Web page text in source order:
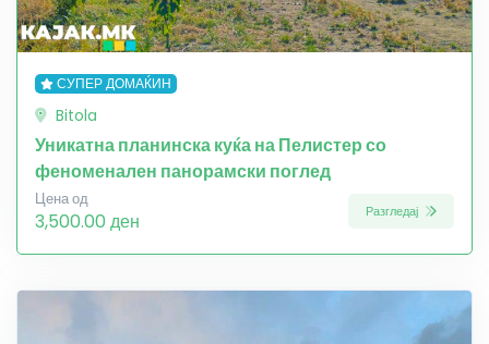
СУПЕР ДОМАЌИН
Bitola
Уникатна планинска куќа на Пелистер со
феноменален панорамски поглед
Цена од
3,500.00 ден Разгледај